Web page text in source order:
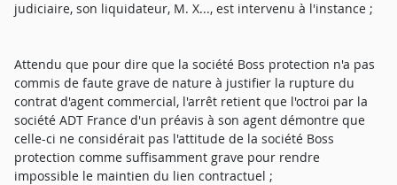
judiciaire, son liquidateur, M. X..., est intervenu à l'instance ;
Attendu que pour dire que la société Boss protection n'a pas
commis de faute grave de nature à justifier la rupture du
contrat d'agent commercial, l'arrêt retient que l'octroi par la
société ADT France d'un préavis à son agent démontre que
celle-ci ne considérait pas l'attitude de la société Boss
protection comme suffisamment grave pour rendre
impossible le maintien du lien contractuel ;